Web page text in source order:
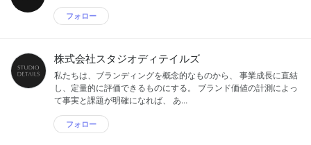
フォロー
株式会社スタジオディテイルズ
私たちは、ブランディングを概念的なものから、 事業成長に直結
し、定量的に評価できるものにする。 ブランド価値の計測によっ
て事実と課題が明確になれば、 あ...
フォロー